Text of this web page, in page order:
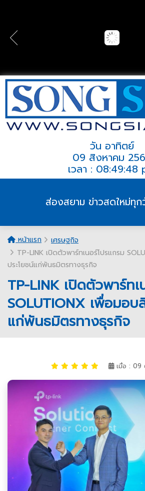
วัน อาทิตย์
09 สิงหาคม
เวลา : 08:49:48
ส่องสยาม ข่าวสดใหม่ทุก
หน้าแรก
เศรษฐกิจ
TP-LINK เปิดตัวพาร์ทเนอร์โปรแกรม
ประโยชน์แก่พันธมิตรทางธุรกิจ
TP-LINK เปิดตัวพาร์ทเ
SOLUTIONX เพื่อมอบ
แก่พันธมิตรทางธุรกิจ
เมื่อ : 09